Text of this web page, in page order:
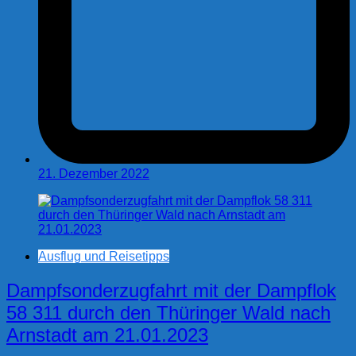
21. Dezember 2022
Ausflug und Reisetipps
Dampfsonderzugfahrt mit der Dampflok
58 311 durch den Thüringer Wald nach
Arnstadt am 21.01.2023